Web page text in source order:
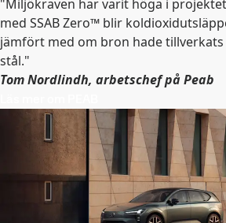
"Miljökraven har varit höga i
med SSAB Zero™ blir
jämfört med om bron hade
stål."
Tom Nordlindh, arbetschef på Peab